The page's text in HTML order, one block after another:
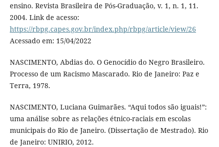
ensino. Revista Brasileira de Pós-Graduação, v. 1, n. 1, 11.
2004. Link de acesso:
https://rbpg.capes.gov.br/index.php/rbpg/article/view/26
Acessado em: 15/04/2022
NASCIMENTO, Abdias do. O Genocídio do Negro Brasileiro.
Processo de um Racismo Mascarado. Rio de Janeiro: Paz e
Terra, 1978.
NASCIMENTO, Luciana Guimarães. “Aqui todos são iguais!”:
uma análise sobre as relações étnico-raciais em escolas
municipais do Rio de Janeiro. (Dissertação de Mestrado). Rio
de Janeiro: UNIRIO, 2012.